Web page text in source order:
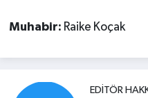
Muhabir: Raike Koçak
EDITÖR